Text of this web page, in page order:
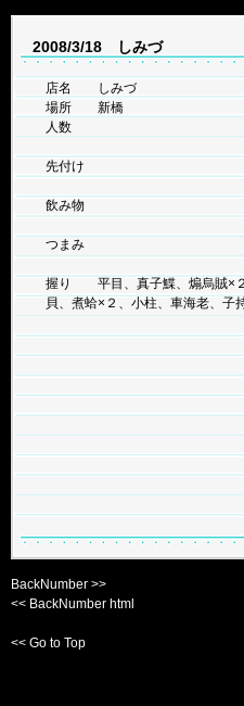
2008/3/18 しみづ
店名 しみづ
場所 新橋
人数
先付け
飲み物
つまみ
握り 平目、真子鰈、煽烏賊×２
貝、煮蛤×２、小柱、車海老、子
BackNumber >>
<< BackNumber html
<< Go to Top